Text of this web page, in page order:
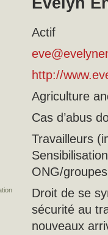
Actif
http://
Agriculture
Cas d’abus
Travailleurs
ONG/
Droit de se
sécurité au
nouveaux